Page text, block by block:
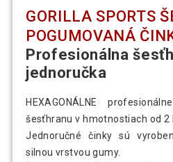
Gorilla Sports
činka, 45 kg
Gorilla Sports
Gorilla Sports
činka, 8 kg
GORILLA SPORTS
POGUMOVANÁ
Profesionálna
jednoručka
HEXAGONÁLNE
šesťhranu v hmotnostiach od 2
Jednoručné činky sú
silnou vrstvou gumy.